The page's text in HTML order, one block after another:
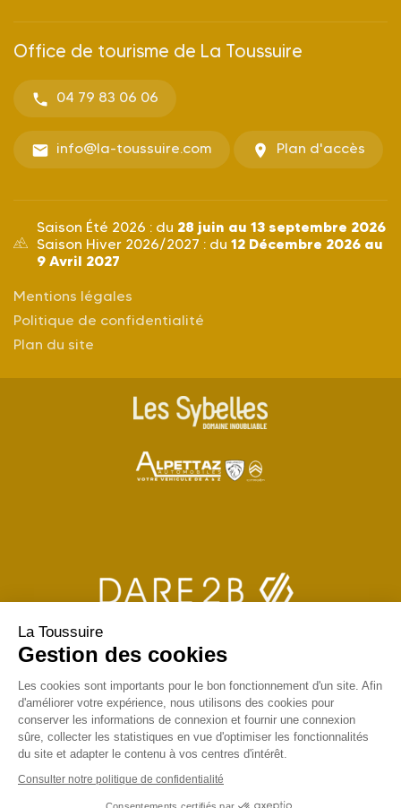
Office de tourisme de La Toussuire
04 79 83 06 06
info@la-toussuire.com Plan d'accès
Saison Été 2026 : du 28 juin au 13 septembre 2026
Saison Hiver 2026/2027 : du 12 Décembre 2026 au
9 Avril 2027
Mentions légales
Politique de confidentialité
Plan du site
La Toussuire
Gestion des cookies
Les cookies sont importants pour le bon fonctionnement d'un site. Afin
d'améliorer votre expérience, nous utilisons des cookies pour
conserver les informations de connexion et fournir une connexion
sûre, collecter les statistiques en vue d'optimiser les fonctionnalités
du site et adapter le contenu à vos centres d'intérêt.
Consulter notre politique de confidentialité
Consentements certifiés par